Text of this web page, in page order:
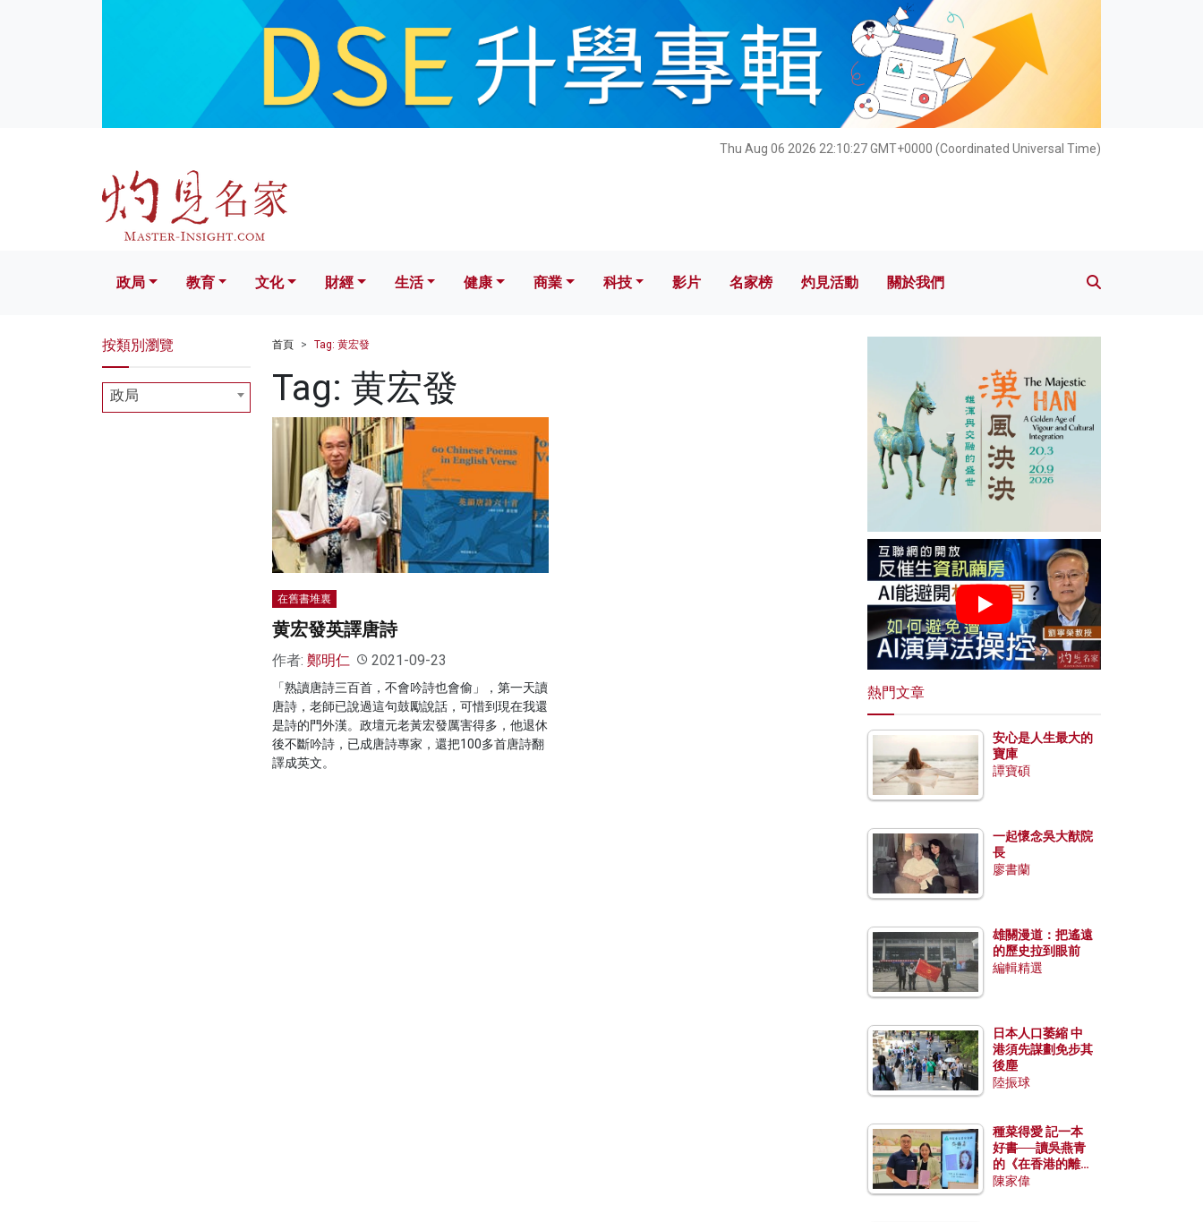
Thu Aug 06 2026 22:10:29 GMT+0000 (Coordinated Universal Time)
文化 財經 生活 健康 科技 影片 名家榜 灼見活動 關於我們
政局 教育 文化 財經 生活 健康 商業 科技 影片 名家榜 灼見活動 關於我們
首頁 Tag: 黄宏發
Tag: 黄宏發
在舊書堆裏
黄宏發英譯唐詩
作者: 鄭明仁 2021-09-23
「熟讀唐詩三百首，不會吟詩也會偷」，第一天讀
唐詩，老師已說過這句鼓勵說話，可惜到現在我還
是詩的門外漢。政壇元老黃宏發厲害得多，他退休
後不斷吟詩，已成唐詩專家，還把100多首唐詩翻
譯成英文。
按類別瀏覽
政局
熱門文章
安心是人生最大的
寶庫
譚寶碩
一起懷念吳大猷院
長
廖書蘭
雄關漫道：把遙遠
的歷史拉到眼前
編輯精選
日本人口萎縮 中
港須先謀劃免步其
後塵
陸振球
種菜得愛 記一本
好書──讀吳燕青
的《在香港的離島
種菜》
陳家偉